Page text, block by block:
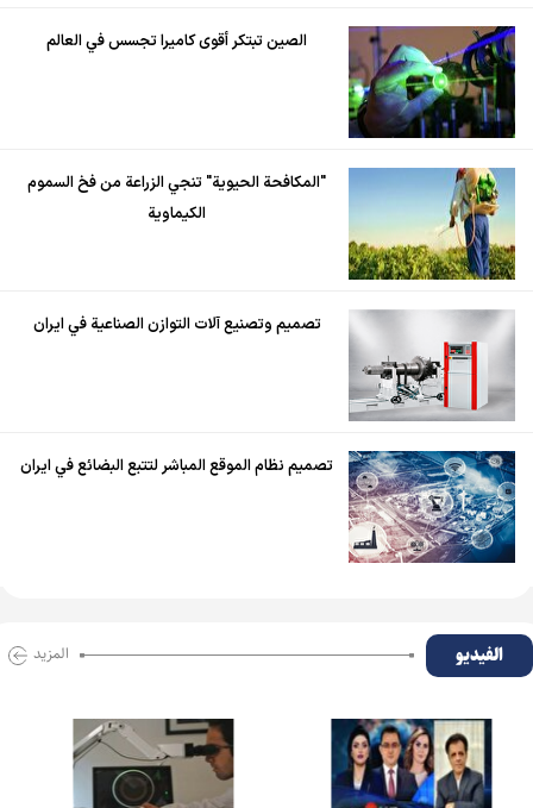
الصين تبتكر أقوى كاميرا تجسس في العالم
"المكافحة الحيوية" تنجي الزراعة من فخ السموم
الكيماوية
تصميم وتصنيع آلات التوازن الصناعية في ايران
تصميم نظام الموقع المباشر لتتبع البضائع في ايران
الفیدیو المزید